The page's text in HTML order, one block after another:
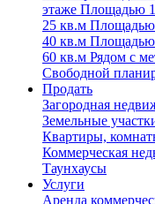
этаже Площадью
25 кв.м
40 кв.м
60 кв.м Рядом с
Свободной
Продать
Загородная
Земельные
Квартиры,
Коммерческая
Таунхаусы
Услуги
Аренда